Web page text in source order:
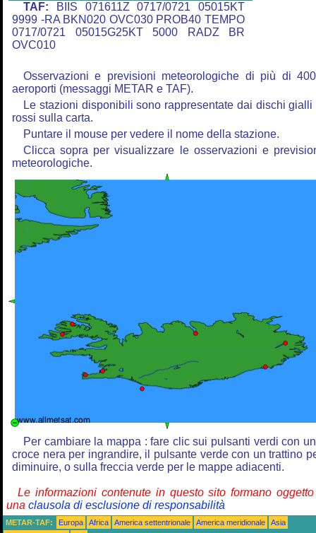
TAF: BIIS 071611Z 0717/0721 05015KT
9999 -RA BKN020 OVC030 PROB40 TEMPO
0717/0721 05015G25KT 5000 RADZ BR
OVC010
Osservazioni e previsioni meteorologiche di più di
aeroporti (messaggi METAR e TAF).
Le stazioni disponibili sono rappresentate dai dischi gialli
rossi sulla carta.
Puntare il mouse per vedere il nome della stazione.
Clicca sopra per visualizzare le osservazioni e
meteorologiche.
Per cambiare la mappa : fare clic sui pulsanti verdi con
croce nera per ingrandire, il pulsante verde con un trattino
diminuire, o sulla freccia verde per le mappe adiacenti.
Le informazioni contenute in questo sito formano
una clausola di esclusione di responsabilità
METAR-TAF: Europa Africa America settentrionale America meridionale
Asia